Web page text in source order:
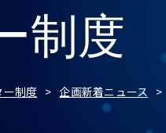
制度
ー制度 企画新着ニュース